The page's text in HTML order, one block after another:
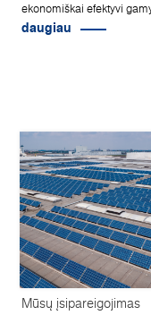
ekonomiškai efektyvi
daugiau
Mūsų įsipareigojimas